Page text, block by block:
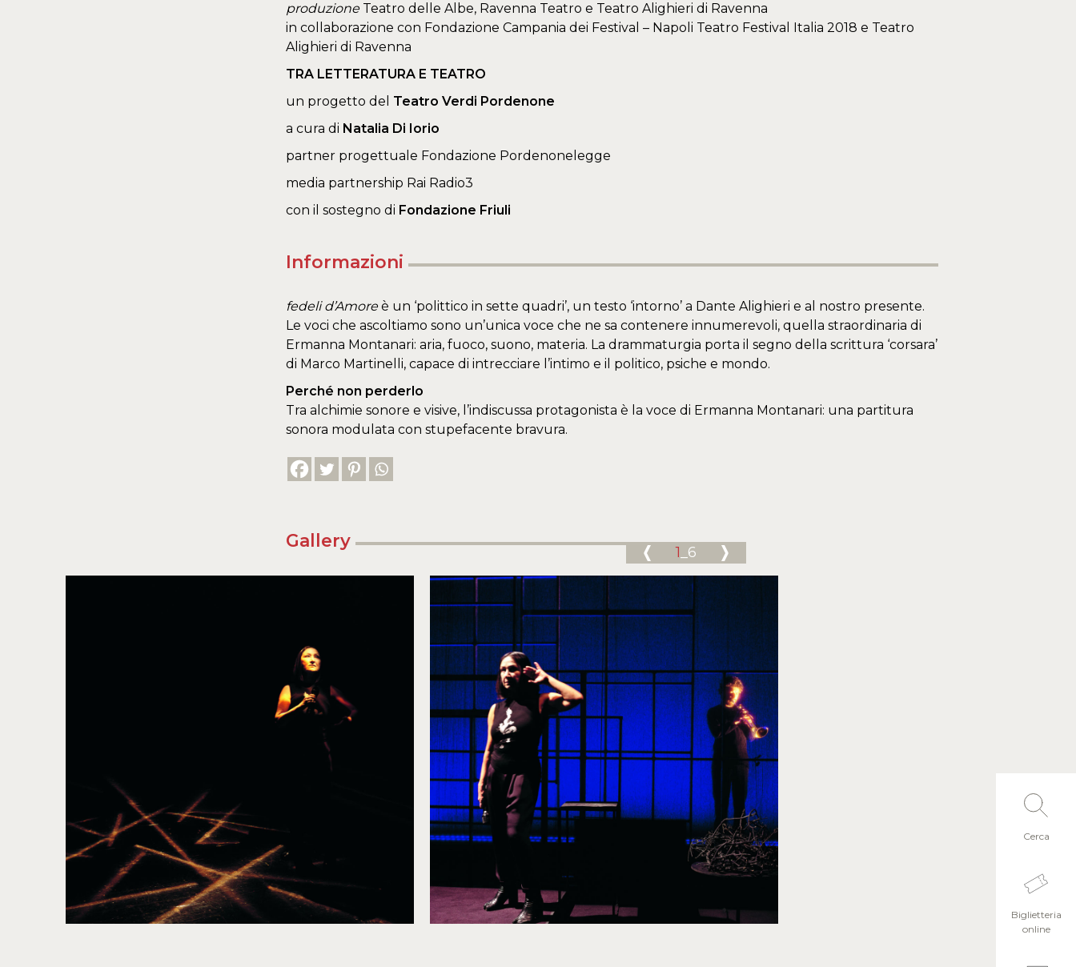
produzioneTeatro delle Albe, Ravenna Teatro e Teatro Alighieri di Ravenna
in collaborazione con Fondazione Campania dei Festival – Napoli Teatro Festival Italia 2018 e Teatro
Alighieri di Ravenna
TRA LETTERATURA E TEATRO
un progetto del Teatro Verdi Pordenone
a cura di Natalia Di Iorio
partner progettuale Fondazione Pordenonelegge
media partnership Rai Radio3
con il sostegno di Fondazione Friuli
Informazioni
fedeli d’Amoreè un ‘polittico in sette quadri’, un testo ‘intorno’ a Dante Alighieri e al nostro presente.
Le voci che ascoltiamo sono un’unica voce che ne sa contenere innumerevoli, quella straordinaria di
Ermanna Montanari: aria, fuoco, suono, materia. La drammaturgia porta il segno della scrittura ‘corsara’
di Marco Martinelli, capace di intrecciare l’intimo e il politico, psiche e mondo.
Perché non perderlo
Tra alchimie sonore e visive, l’indiscussa protagonista è la voce di Ermanna Montanari: una partitura
sonora modulata con stupefacente bravura.
Gallery
1_6
Cerca
Biglietteria
online